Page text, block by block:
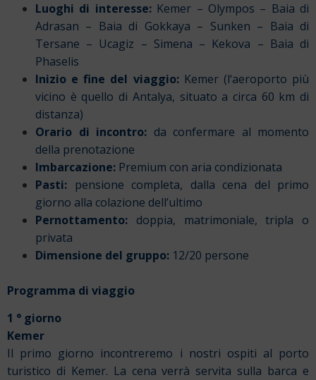
Luoghi di interesse:Kemer – Olympos – Baia di
Adrasan – Baia di Gokkaya – Sunken – Baia di
Tersane – Ucagiz – Simena – Kekova – Baia di
Phaselis
Inizio e fine del viaggio: Kemer (l‘aeroporto più
vicino è quello di Antalya, situato a circa 60 km di
distanza)
Orario di incontro: da confermare al momento
della prenotazione
Imbarcazione: Premium con aria condizionata
Pasti: pensione completa, dalla cena del primo
giorno alla colazione dell’ultimo
Pernottamento: doppia, matrimoniale, tripla o
privata
Dimensione del gruppo: 12/20 persone
Programma di viaggio
1 ° giorno
Kemer
Il primo giorno incontreremo i nostri ospiti al porto
turistico di Kemer. La cena verrà servita sulla barca e